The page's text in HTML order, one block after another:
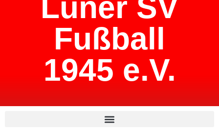
Lüner SV
Fußball
1945 e.V.